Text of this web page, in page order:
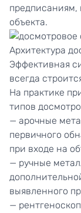
предписаниям,
объекта.
Архитектура
Эффективная
всегда
На практике
типов
— арочные
первичного
при входе на
— ручные
выявленного
—